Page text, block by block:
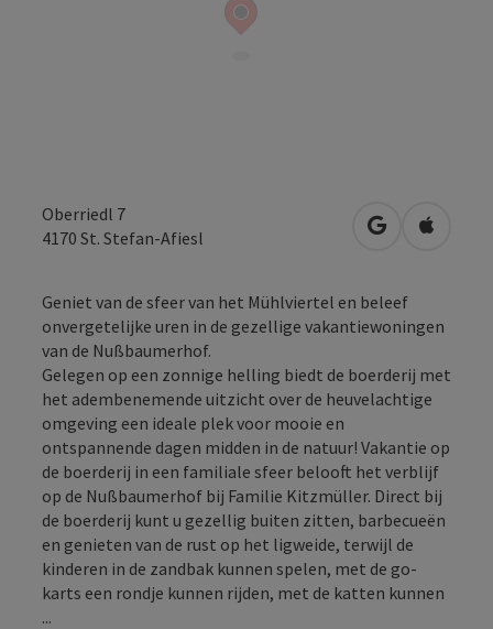
Oberriedl 7
4170 St. Stefan-Afiesl Openen in
Geniet van de sfeer van het Mühlviertel en beleef
onvergetelijke uren in de gezellige vakantiewoningen
van de Nußbaumerhof.
Gelegen op een zonnige helling biedt de boerderij met
het adembenemende uitzicht over de heuvelachtige
omgeving een ideale plek voor mooie en
ontspannende dagen midden in de natuur! Vakantie op
de boerderij in een familiale sfeer belooft het verblijf
op de Nußbaumerhof bij Familie Kitzmüller. Direct bij
de boerderij kunt u gezellig buiten zitten, barbecueën
en genieten van de rust op het ligweide, terwijl de
kinderen in de zandbak kunnen spelen, met de go-
karts een rondje kunnen rijden, met de katten kunnen
...